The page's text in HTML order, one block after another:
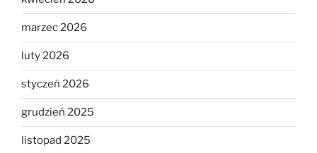
marzec 2026
luty 2026
styczeń 2026
grudzień 2025
listopad 2025